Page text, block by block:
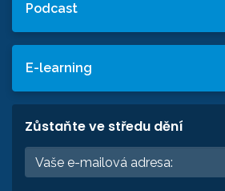
Podcast
E-learning
Zůstaňte ve středu dění